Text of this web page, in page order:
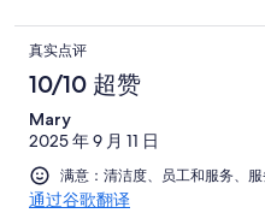
真实点评
10/10 超赞
Mary
2025 年 9 月 11 日
满意：清洁度、员工和服务、
通过谷歌翻译